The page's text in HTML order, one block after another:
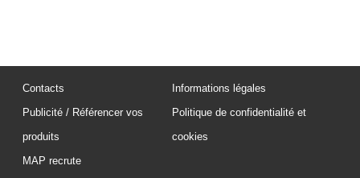
Contacts
Publicité / Référencer vos
produits
MAP recrute
Informations légales
Politique de confidentialité et
cookies